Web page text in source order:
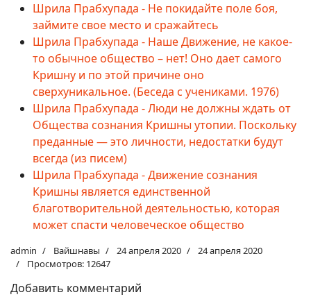
Шрила Прабхупада - Не покидайте поле боя,
займите свое место и сражайтесь
Шрила Прабхупада - Наше Движение, не какое-
то обычное общество – нет! Оно дает самого
Кришну и по этой причине оно
сверхуникальное. (Беседа с учениками. 1976)
Шрила Прабхупада - Люди не должны ждать от
Общества сознания Кришны утопии. Поскольку
преданные — это личности, недостатки будут
всегда (из писем)
Шрила Прабхупада - Движение сознания
Кришны является единственной
благотворительной деятельностью, которая
может спасти человеческое общество
admin Вайшнавы 24 апреля 2020
24 апреля 2020
Просмотров: 12647
Добавить комментарий